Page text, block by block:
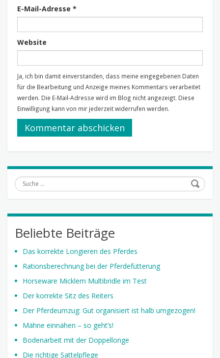
E-Mail-Adresse *
Website
Ja, ich bin damit einverstanden, dass meine eingegebenen Daten
für die Bearbeitung und Anzeige meines Kommentars verarbeitet
werden. Die E-Mail-Adresse wird im Blog nicht angezeigt. Diese
Einwilligung kann von mir jederzeit widerrufen werden.
Suche
Beliebte Beiträge
Das korrekte Longieren des Pferdes
Rationsberechnung bei der Pferdefütterung
Horseware Micklem Multibridle im Test
Der korrekte Sitz des Reiters
Der Pferdeumzug: Gut organisiert ist halb umgezogen!
Mähne einnähen – so geht’s!
Bodenarbeit mit der Doppellonge
Die richtige Sattelpflege